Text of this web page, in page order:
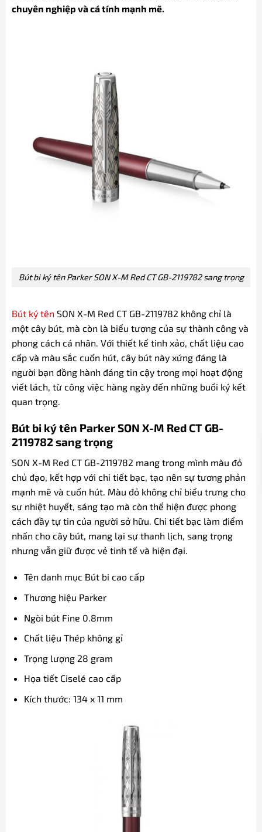
chuyên nghiệp và cá tính mạnh mẽ.
Bút bi ký tên Parker SON X-M Red CT GB-2119782 sang trọng
Bút ký tênSON X-M Red CT GB-2119782 không chỉ là
một cây bút, mà còn là biểu tượng của sự thành công và
phong cách cá nhân. Với thiết kế tinh xảo, chất liệu cao
cấp và màu sắc cuốn hút, cây bút này xứng đáng là
người bạn đồng hành đáng tin cậy trong mọi hoạt động
viết lách, từ công việc hàng ngày đến những buổi ký kết
quan trọng.
Bút bi ký tên Parker SON X-M Red CT GB-
2119782 sang trọng
SON X-M Red CT GB-2119782 mang trong mình màu đỏ
chủ đạo, kết hợp với chi tiết bạc, tạo nên sự tương phản
mạnh mẽ và cuốn hút. Màu đỏ không chỉ biểu trưng cho
sự nhiệt huyết, sáng tạo mà còn thể hiện được phong
cách đầy tự tin của người sở hữu. Chi tiết bạc làm điểm
nhấn cho cây bút, mang lại sự thanh lịch, sang trọng
nhưng vẫn giữ được vẻ tinh tế và hiện đại.
Tên danh mục Bút bi cao cấp
Thương hiệu Parker
Ngòi bút Fine 0.8mm
Chất liệu Thép không gỉ
Trọng lượng 28 gram
Họa tiết Ciselé cao cấp
Kích thước: 134 x 11 mm